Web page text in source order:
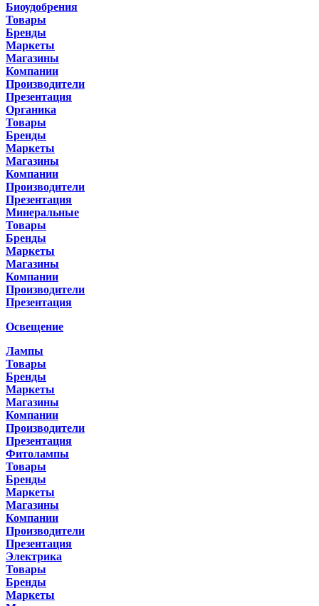
Биоудобрения
Товары
Бренды
Маркеты
Магазины
Компании
Производители
Презентация
Органика
Товары
Бренды
Маркеты
Магазины
Компании
Производители
Презентация
Минеральные
Товары
Бренды
Маркеты
Магазины
Компании
Производители
Презентация
Освещение
Лампы
Товары
Бренды
Маркеты
Магазины
Компании
Производители
Презентация
Фитолампы
Товары
Бренды
Маркеты
Магазины
Компании
Производители
Презентация
Электрика
Товары
Бренды
Маркеты